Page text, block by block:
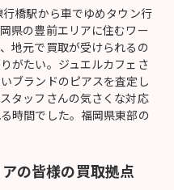
橋駅から車でゆめタウン行
県の豊前エリアに住むワー
地元で買取が受けられるの
がたい。ジュエルカフェさ
ブランドのピアスを査定し
タッフさんの気さくな対応
時間でした。福岡県東部の
の皆様の買取拠点